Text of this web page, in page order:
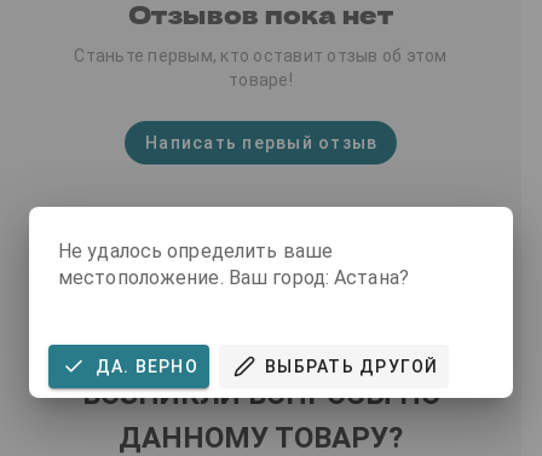
Отзывов пока нет
Станьте первым, кто оставит отзыв об этом
товаре!
Написать первый отзыв
ВОЗНИКЛИ ВОПРОСЫ ПО
ДАННОМУ ТОВАРУ?
Не удалось определить ваше
местоположение. Ваш город: Астана?
ДА. ВЕРНО ВЫБРАТЬ ДРУГОЙ